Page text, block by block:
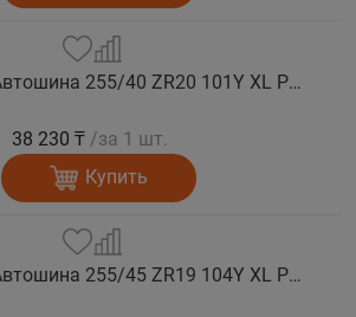
COMFORSER Автошина 255/40 ZR20 101Y XL PURESPEED лето
38 230 ₸ /за 1 шт.
Купить
COMFORSER Автошина 255/45 ZR19 104Y XL PURESPEED лето